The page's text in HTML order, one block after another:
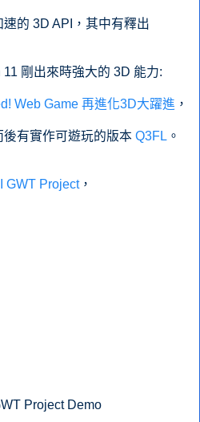
的 3D API，其中有釋出
剛出來時強大的 3D 能力:
Web Game 再進化3D大躍進 ，
有實作可遊玩的版本 Q3FL 。
GWT Project，
Project Demo